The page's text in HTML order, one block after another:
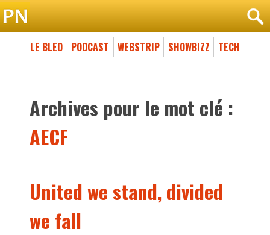
LE BLED PODCAST WEBSTRIP SHOWBIZZ TECH
Archives pour le mot clé :
AECF
United we stand, divided
we fall